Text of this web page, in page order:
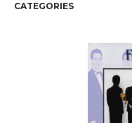
CATEGORIES